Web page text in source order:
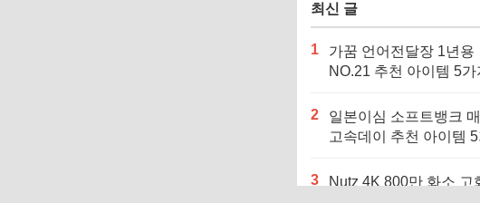
최신 글
1
가꿈 언어전달장 1년용
NO.21 추천 아이템 5가
2
일본이심 소프트뱅크
고속데이 추천 아이템
3
Nutz 4K 800만 화소 고